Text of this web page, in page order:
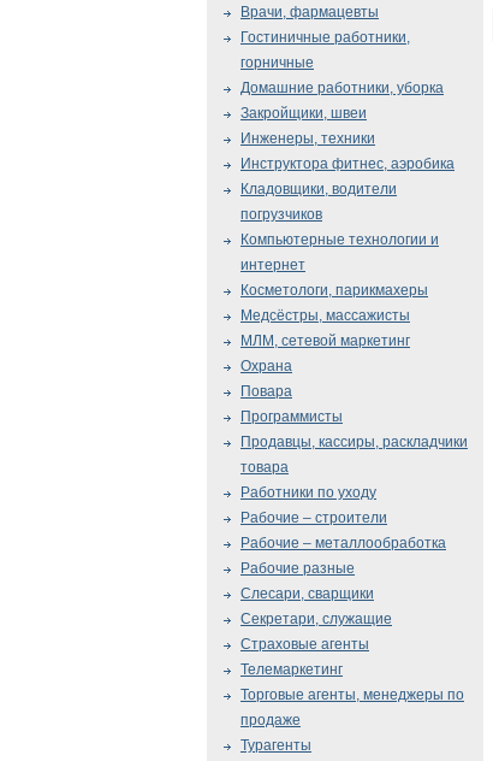
Врачи, фармацевты
Гостиничные работники,
горничные
Домашние работники, уборка
Закройщики, швеи
Инженеры, техники
Инструктора фитнес, аэробика
Кладовщики, водители
погрузчиков
Компьютерные технологии и
интернет
Косметологи, парикмахеры
Медсёстры, массажисты
МЛМ, сетевой маркетинг
Охрана
Повара
Программисты
Продавцы, кассиры, раскладчики
товара
Работники по уходу
Рабочие – строители
Рабочие – металлообработка
Рабочие разные
Слесари, сварщики
Секретари, служащие
Страховые агенты
Телемаркетинг
Торговые агенты, менеджеры по
продаже
Турагенты